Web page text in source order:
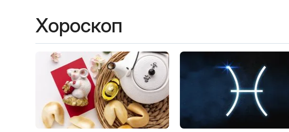
Хороскоп